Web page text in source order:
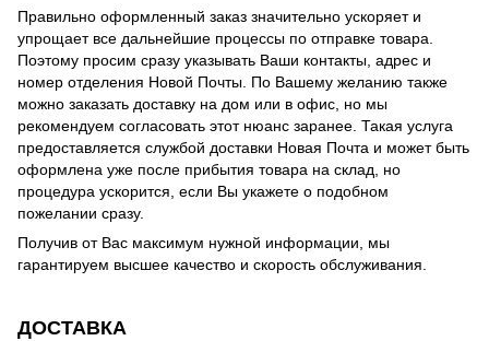
Правильно оформленный заказ значительно ускоряет и
упрощает все дальнейшие процессы по отправке товара.
Поэтому просим сразу указывать Ваши контакты, адрес и
номер отделения Новой Почты. По Вашему желанию также
можно заказать доставку на дом или в офис, но мы
рекомендуем согласовать этот нюанс заранее. Такая услуга
предоставляется службой доставки Новая Почта и может быть
оформлена уже после прибытия товара на склад, но
процедура ускорится, если Вы укажете о подобном
пожелании сразу.
Получив от Вас максимум нужной информации, мы
гарантируем высшее качество и скорость обслуживания.
ДОСТАВКА